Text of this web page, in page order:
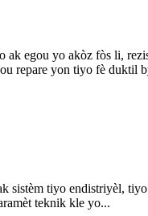
egou yo akòz fòs li,
repare yon tiyo fè duktil
sistèm tiyo endistriyèl,
teknik kle yo...